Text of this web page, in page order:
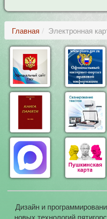
Главная Электронная
Дизайн и